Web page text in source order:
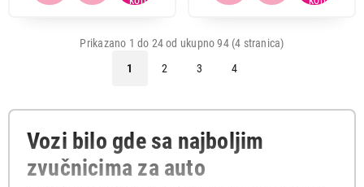
Prikazano 1 do 24 od ukupno 94 (4 stranica)
1
2 3 4
Vozi bilo gde sa najboljim
zvučnicima za auto